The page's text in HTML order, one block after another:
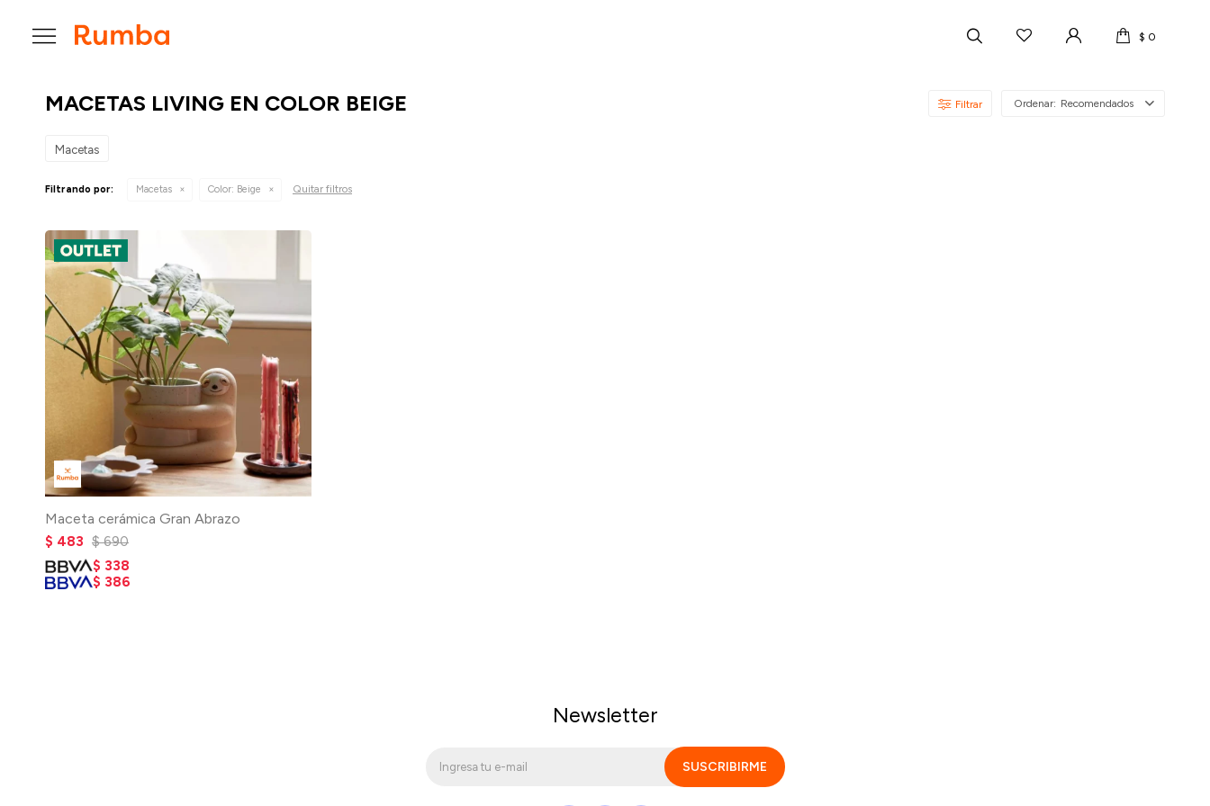
$ 0

MACETAS LIVING EN COLOR BEIGE Recomendados
Macetas
Filtrando por: Macetas Color: Beige Quitar filtros
Maceta cerámica Gran Abrazo
$ 483 $ 690
$ 338
$ 386
Newsletter
SUSCRIBIRME